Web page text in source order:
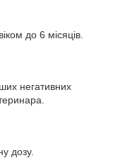
до 6 місяців.
негативних
дозу.